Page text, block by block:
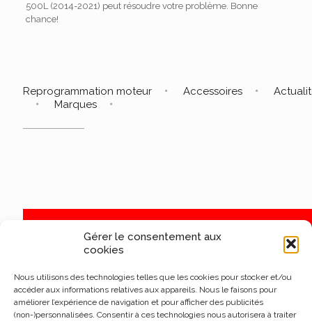
Gérer le consentement aux
cookies
Nous utilisons des technologies telles que les cookies pour stocker et/ou
accéder aux informations relatives aux appareils. Nous le faisons pour
améliorer l’expérience de navigation et pour afficher des publicités
(non-)personnalisées. Consentir à ces technologies nous autorisera à traiter
500L (2014-2021) peut résoudre votre problème. Bonne
chance!
Reprogrammation moteur Accessoires
Marques